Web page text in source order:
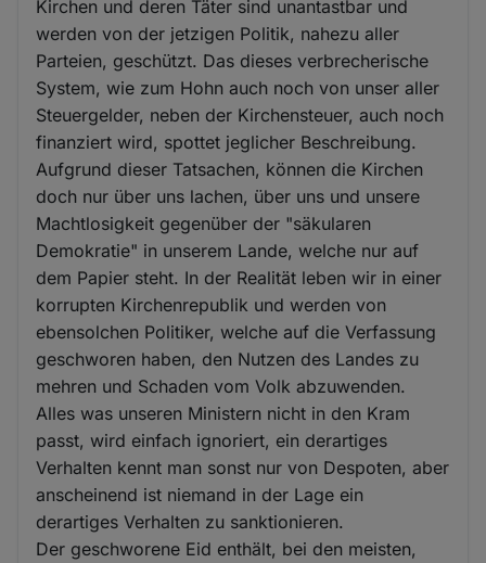
Kirchen und deren Täter sind unantastbar und
werden von der jetzigen Politik, nahezu aller
Parteien, geschützt. Das dieses verbrecherische
System, wie zum Hohn auch noch von unser aller
Steuergelder, neben der Kirchensteuer, auch noch
finanziert wird, spottet jeglicher Beschreibung.
Aufgrund dieser Tatsachen, können die Kirchen
doch nur über uns lachen, über uns und unsere
Machtlosigkeit gegenüber der "säkularen
Demokratie" in unserem Lande, welche nur auf
dem Papier steht. In der Realität leben wir in einer
korrupten Kirchenrepublik und werden von
ebensolchen Politiker, welche auf die Verfassung
geschworen haben, den Nutzen des Landes zu
mehren und Schaden vom Volk abzuwenden.
Alles was unseren Ministern nicht in den Kram
passt, wird einfach ignoriert, ein derartiges
Verhalten kennt man sonst nur von Despoten, aber
anscheinend ist niemand in der Lage ein
derartiges Verhalten zu sanktionieren.
Der geschworene Eid enthält, bei den meisten,
und
Cookies